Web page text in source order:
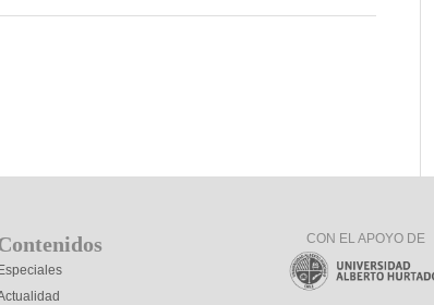
Especiales
CON EL APOYO DE